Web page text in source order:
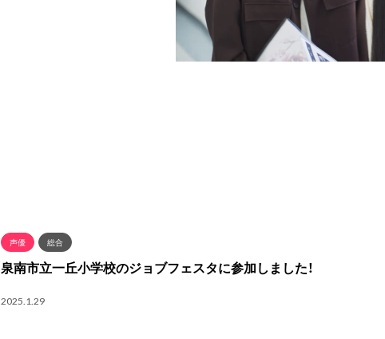
声優 総合
泉南市立一丘小学校のジョブフェスタに参加しました！
2025.1.29